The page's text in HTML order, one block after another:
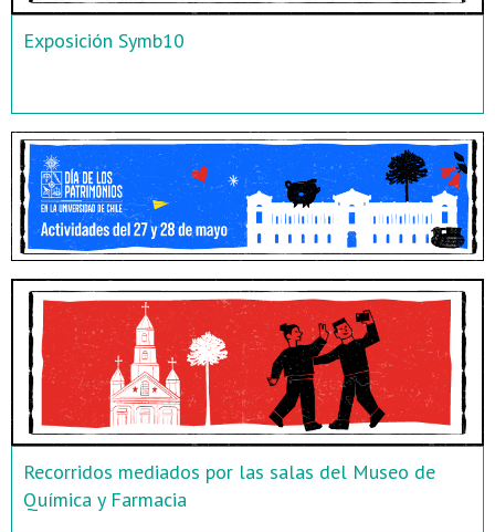
Exposición Symb10
Recorridos mediados por las salas del Museo de
Química y Farmacia